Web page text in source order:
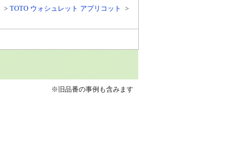
TOTO ウォシュレット アプリコット
※旧品番の事例も含みます